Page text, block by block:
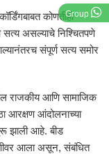
Group
कोणतीही
सत्य असल्याचे निश्चितपणे
संपूर्ण सत्य समोर
राजकीय आणि सामाजिक
आरक्षण आंदोलनाच्या
सुरू झाली आहे. बीड
आला असून, संबंधित